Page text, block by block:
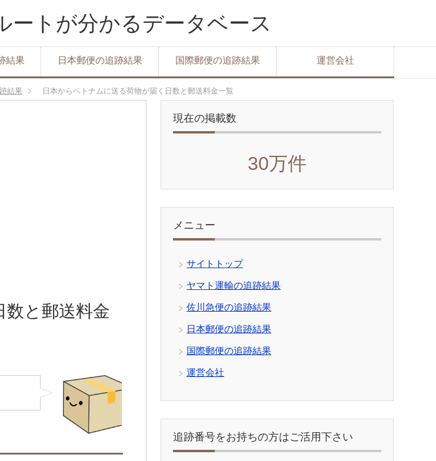
ートが分かるデータベース
結果 日本郵便の追跡結果 国際郵便の追跡結果 運営会社
結果 日本からベトナムに送る荷物が届く日数と郵送料金一覧
数と郵送料金
現在の掲載数
30万件
メニュー
サイトトップ
ヤマト運輸の追跡結果
佐川急便の追跡結果
日本郵便の追跡結果
国際郵便の追跡結果
運営会社
追跡番号をお持ちの方はご活用下さい